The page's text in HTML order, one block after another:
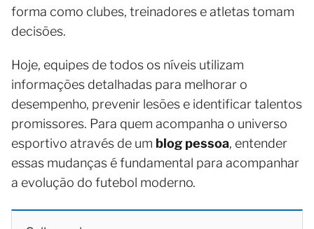
forma como clubes, treinadores e atletas tomam
decisões.
Hoje, equipes de todos os níveis utilizam
informações detalhadas para melhorar o
desempenho, prevenir lesões e identificar talentos
promissores. Para quem acompanha o universo
esportivo através de um blog pessoa, entender
essas mudanças é fundamental para acompanhar
a evolução do futebol moderno.